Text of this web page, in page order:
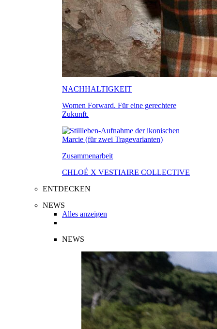
NACHHALTIGKEIT
Women Forward. Für eine gerechtere
Zukunft.
Zusammenarbeit
CHLOÉ X VESTIAIRE COLLECTIVE
ENTDECKEN
NEWS
Alles anzeigen
NEWS